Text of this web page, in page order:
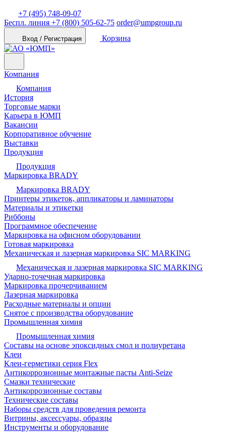
+7 (495) 748-09-07
Беспл. линия +7 (800) 505-62-75 order@umpgroup.ru
Вход / Регистрация Корзина
Компания
Компания
История
Торговые марки
Карьера в ЮМП
Вакансии
Корпоративное обучение
Выставки
Продукция
Продукция
Маркировка BRADY
Маркировка BRADY
Принтеры этикеток, аппликаторы и ламинаторы
Материалы и этикетки
Риббоны
Программное обеспечение
Маркировка на офисном оборудовании
Готовая маркировка
Механическая и лазерная маркировка SIC MARKING
Механическая и лазерная маркировка SIC MARKING
Ударно-точечная маркировка
Маркировка прочерчиванием
Лазерная маркировка
Расходные материалы и опции
Снятое с производства оборудование
Промышленная химия
Промышленная химия
Составы на основе эпоксидных смол и полиуретана
Клеи
Клеи-герметики серия Flex
Антикоррозионные монтажные пасты Anti-Seize
Смазки технические
Антикоррозионные составы
Технические составы
Наборы средств для проведения ремонта
Витрины, аксессуары, образцы
Инструменты и оборудование